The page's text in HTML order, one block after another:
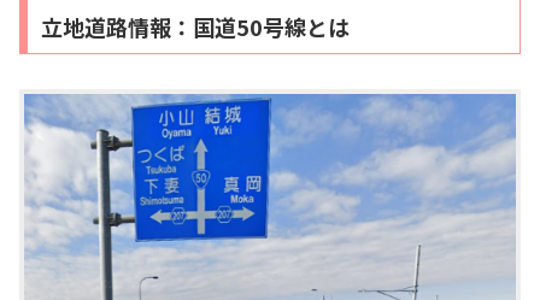
立地道路情報：国道50号線とは